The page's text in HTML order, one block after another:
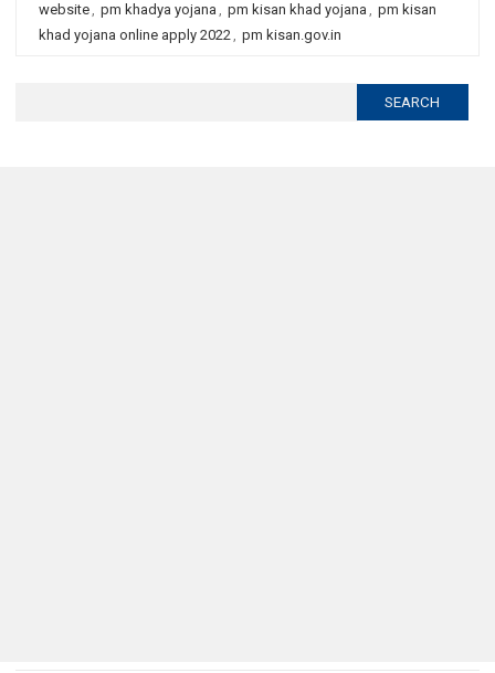
website, pm khadya yojana , pm kisan khad yojana , pm kisan
khad yojana online apply 2022, pm kisan.gov.in